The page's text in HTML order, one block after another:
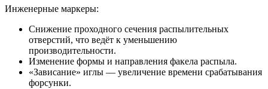
Инженерные маркеры:
Снижение проходного сечения распылительных
отверстий, что ведёт к уменьшению
производительности.
Изменение формы и направления факела распыла.
«Зависание» иглы — увеличение времени срабатывания
форсунки.